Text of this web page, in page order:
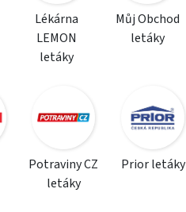
Lékárna
LEMON
letáky
Můj Obchod
letáky
Potraviny CZ
letáky
Prior letáky